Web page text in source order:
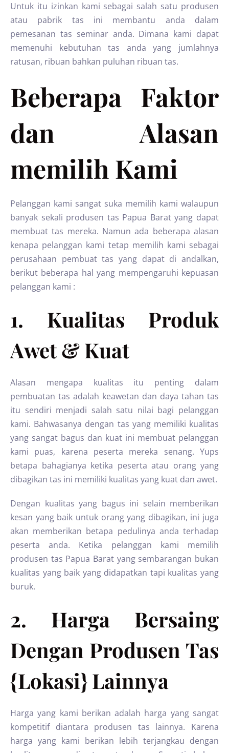
Untuk itu izinkan kami sebagai salah satu produsen
atau pabrik tas ini membantu anda dalam
pemesanan tas seminar anda. Dimana kami dapat
memenuhi kebutuhan tas anda yang jumlahnya
ratusan, ribuan bahkan puluhan ribuan tas.
Beberapa Faktor
dan Alasan
memilih Kami
Pelanggan kami sangat suka memilih kami walaupun
banyak sekali produsen tas Papua Barat yang dapat
membuat tas mereka. Namun ada beberapa alasan
kenapa pelanggan kami tetap memilih kami sebagai
perusahaan pembuat tas yang dapat di andalkan,
berikut beberapa hal yang mempengaruhi kepuasan
pelanggan kami :
1. Kualitas Produk
Awet & Kuat
Alasan mengapa kualitas itu penting dalam
pembuatan tas adalah keawetan dan daya tahan tas
itu sendiri menjadi salah satu nilai bagi pelanggan
kami. Bahwasanya dengan tas yang memiliki kualitas
yang sangat bagus dan kuat ini membuat pelanggan
kami puas, karena peserta mereka senang. Yups
betapa bahagianya ketika peserta atau orang yang
dibagikan tas ini memiliki kualitas yang kuat dan awet.
Dengan kualitas yang bagus ini selain memberikan
kesan yang baik untuk orang yang dibagikan, ini juga
akan memberikan betapa pedulinya anda terhadap
peserta anda. Ketika pelanggan kami memilih
produsen tas Papua Barat yang sembarangan bukan
kualitas yang baik yang didapatkan tapi kualitas yang
buruk.
2. Harga Bersaing
Dengan Produsen Tas
{Lokasi} Lainnya
Harga yang kami berikan adalah harga yang sangat
kompetitif diantara produsen tas lainnya. Karena
harga yang kami berikan lebih terjangkau dengan